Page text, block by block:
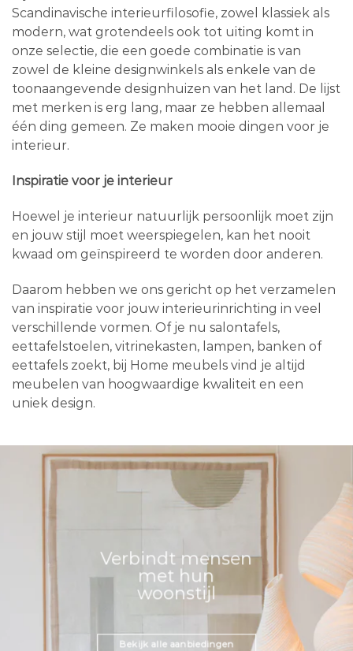
Scandinavische interieurfilosofie, zowel klassiek als
modern, wat grotendeels ook tot uiting komt in
onze selectie, die een goede combinatie is van
zowel de kleine designwinkels als enkele van de
toonaangevende designhuizen van het land. De lijst
met merken is erg lang, maar ze hebben allemaal
één ding gemeen. Ze maken mooie dingen voor je
interieur.
Inspiratie voor je interieur
Hoewel je interieur natuurlijk persoonlijk moet zijn
en jouw stijl moet weerspiegelen, kan het nooit
kwaad om geïnspireerd te worden door anderen.
Daarom hebben we ons gericht op het verzamelen
van inspiratie voor jouw interieurinrichting in veel
verschillende vormen. Of je nu salontafels,
eettafelstoelen, vitrinekasten, lampen, banken of
eettafels zoekt, bij Home meubels vind je altijd
meubelen van hoogwaardige kwaliteit en een
uniek design.
Verbindt mensen
met hun
woonstijl
Bekijk alle aanbiedingen